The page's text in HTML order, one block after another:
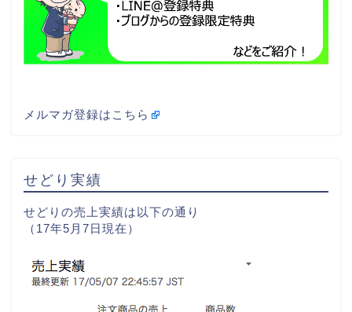
メルマガ登録はこちら
せどり実績
せどりの売上実績は以下の通り
（17年5月7日現在）